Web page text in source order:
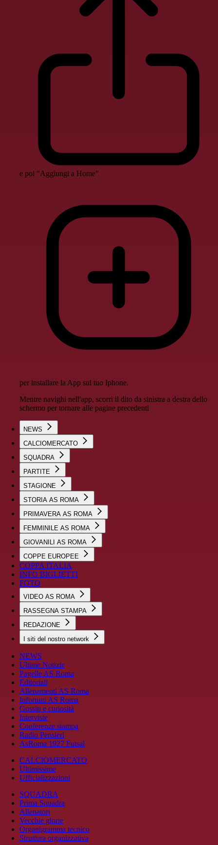
e poi "Aggiungi a Home"
per installare la App sul tuo Iphone.
Mentre navighi nell'app, scorri il dito da sinistra a destra dello
schermo per tornare alle pagine precedenti
NEWS
CALCIOMERCATO
SQUADRA
PARTITE
STAGIONE
STORIA AS ROMA
PRIMAVERA AS ROMA
FEMMINILE AS ROMA
GIOVANILI AS ROMA
COPPE EUROPEE
COPPA ITALIA
INFO BIGLIETTI
FOTO
VIDEO AS ROMA
RASSEGNA STAMPA
REDAZIONE
I siti del nostro network
NEWS
Ultime Notizie
Pagelle AS Roma
Editoriali
Allenamenti AS Roma
Infortuni AS Roma
Gossip e curiosità
Interviste
Conferenze stampa
Radio Pensieri
AsRoma 1927 Futsal
CALCIOMERCATO
Ultimissime
Ufficializzazioni
SQUADRA
Prima Squadra
Allenatori
Vecchie glorie
Organigramma tecnico
Struttura organizzativa